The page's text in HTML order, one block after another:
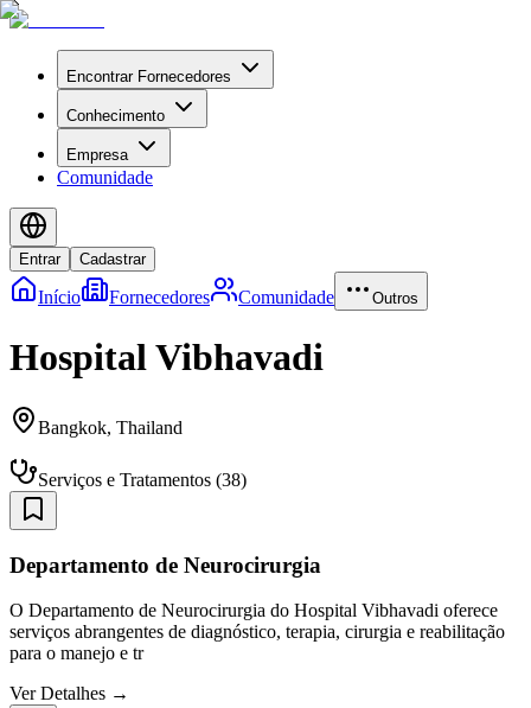
Encontrar Fornecedores
Conhecimento
Empresa
Comunidade
Entrar Cadastrar
Início Fornecedores Comunidade Outros
Hospital Vibhavadi
Bangkok, Thailand
Serviços e Tratamentos (38)
Departamento de Neurocirurgia
O Departamento de Neurocirurgia do Hospital Vibhavadi oferece
serviços abrangentes de diagnóstico, terapia, cirurgia e reabilitação
para o manejo e tr
Ver Detalhes →